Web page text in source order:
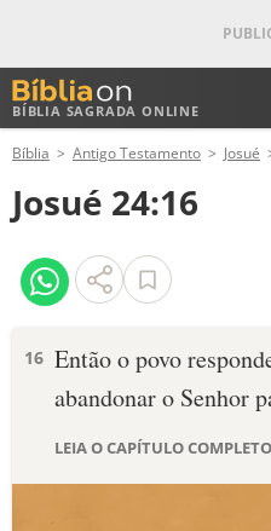
BÍBLIA SAGRADA ONLINE
ANTIGO TESTAMENTO
NOVO TESTAMENTO
VERSÍCULOS
PALAVRA DO DIA
Bíblia Antigo Testamento Josué
Josué 24:16
16 Então o povo
abandonar o Senhor
LEIA O CAPÍTULO